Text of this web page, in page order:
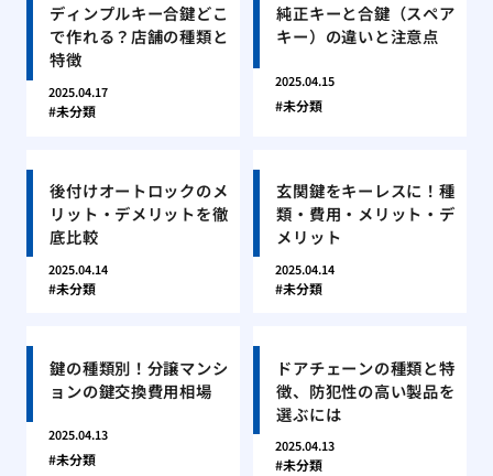
ディンプルキー合鍵どこ
で作れる？店舗の種類と
特徴
2025.04.17
未分類
純正キーと合鍵（スペア
キー）の違いと注意点
2025.04.15
未分類
後付けオートロックのメ
リット・デメリットを徹
底比較
2025.04.14
未分類
玄関鍵をキーレスに！種
類・費用・メリット・デ
メリット
2025.04.14
未分類
鍵の種類別！分譲マンシ
ョンの鍵交換費用相場
2025.04.13
未分類
ドアチェーンの種類と特
徴、防犯性の高い製品を
選ぶには
2025.04.13
未分類